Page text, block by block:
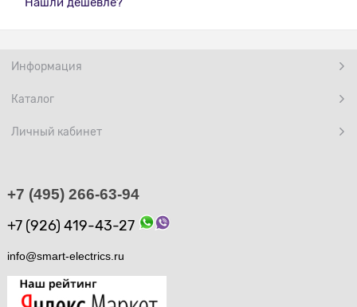
Информация
Каталог
Личный кабинет
+7 (495) 266-63-94
+7 (926) 419-43-27
info@smart-electrics.ru